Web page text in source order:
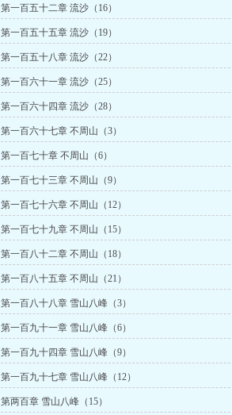
第一百五十二章 流沙（16）
第一百五十五章 流沙（19）
第一百五十八章 流沙（22）
第一百六十一章 流沙（25）
第一百六十四章 流沙（28）
第一百六十七章 不周山（3）
第一百七十章 不周山（6）
第一百七十三章 不周山（9）
第一百七十六章 不周山（12）
第一百七十九章 不周山（15）
第一百八十二章 不周山（18）
第一百八十五章 不周山（21）
第一百八十八章 雪山八峰（3）
第一百九十一章 雪山八峰（6）
第一百九十四章 雪山八峰（9）
第一百九十七章 雪山八峰（12）
第两百章 雪山八峰（15）